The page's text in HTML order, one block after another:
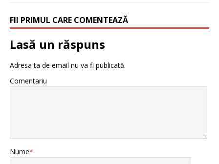
FII PRIMUL CARE COMENTEAZĂ
Lasă un răspuns
Adresa ta de email nu va fi publicată.
Comentariu
Nume*